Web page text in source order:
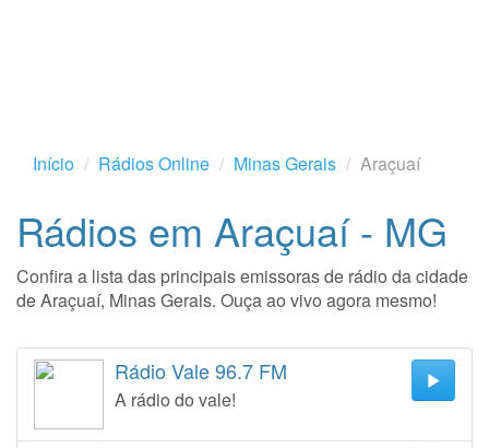
Início Rádios Online Minas Gerais Araçuaí
Rádios em Araçuaí - MG
Confira a lista das principais emissoras de rádio da cidade
de Araçuaí, Minas Gerais. Ouça ao vivo agora mesmo!
Rádio Vale 96.7 FM
A rádio do vale!